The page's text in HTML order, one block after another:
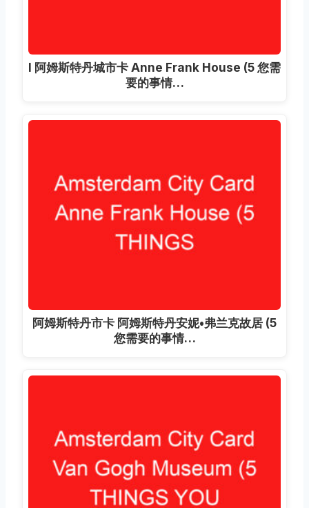
I 阿姆斯特丹城市卡 Anne Frank House (5 您需
要的事情…
阿姆斯特丹市卡 阿姆斯特丹安妮•弗兰克故居 (5
您需要的事情…